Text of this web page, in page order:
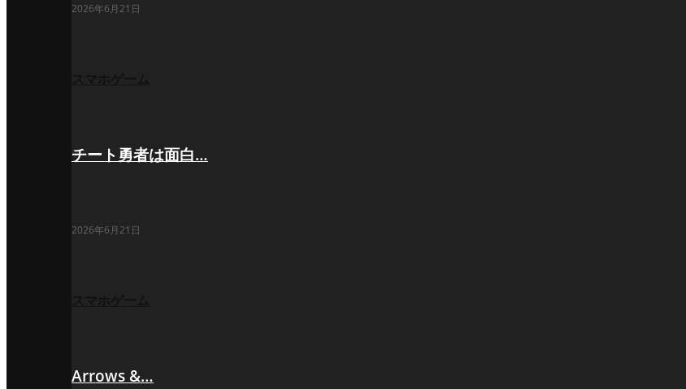
2026年6月21日
チート勇者は面白…
2026年6月21日
Arrows &…